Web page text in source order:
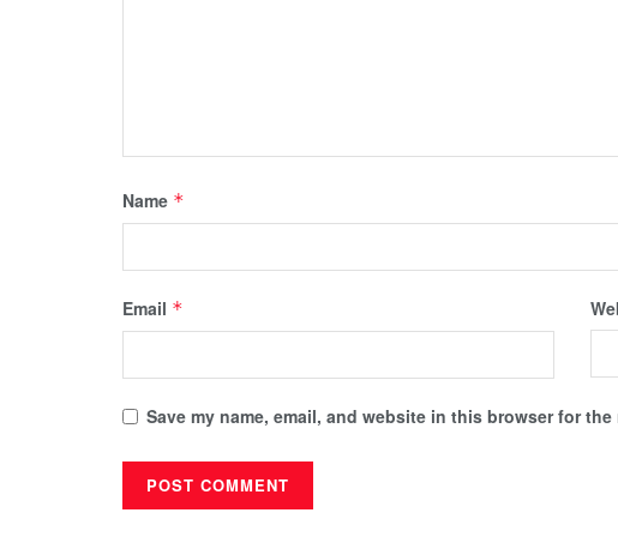
Name *
Email *
Save my name, email, and website in this browser for